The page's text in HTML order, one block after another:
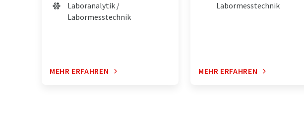
Laboranalytik /
Labormesstechnik
MEHR ERFAHREN
Labormesstechnik
MEHR ERFAHREN